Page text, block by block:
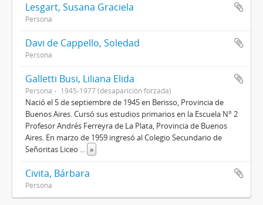
Lesgart, Susana Graciela
Persona
Davi de Cappello, Soledad
Persona
Galletti Busi, Liliana Elida
Persona 1945-1977 (desaparición forzada)
Nació el 5 de septiembre de 1945 en Berisso, Provincia de
Buenos Aires. Cursó sus estudios primarios en la Escuela N° 2
Profesor Andrés Ferreyra de La Plata, Provincia de Buenos
Aires. En marzo de 1959 ingresó al Colegio Secundario de
Señoritas Liceo ... »
Civita, Bárbara
Persona